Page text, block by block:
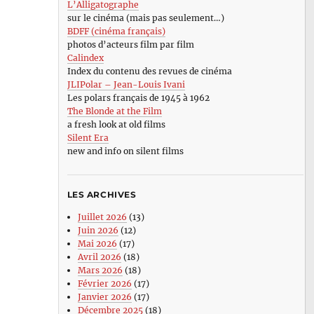
L’Alligatographe
sur le cinéma (mais pas seulement…)
BDFF (cinéma français)
photos d’acteurs film par film
Calindex
Index du contenu des revues de cinéma
JLIPolar – Jean-Louis Ivani
Les polars français de 1945 à 1962
The Blonde at the Film
a fresh look at old films
Silent Era
new and info on silent films
LES ARCHIVES
Juillet 2026 (13)
Juin 2026 (12)
Mai 2026 (17)
Avril 2026 (18)
Mars 2026 (18)
Février 2026 (17)
Janvier 2026 (17)
Décembre 2025(18)